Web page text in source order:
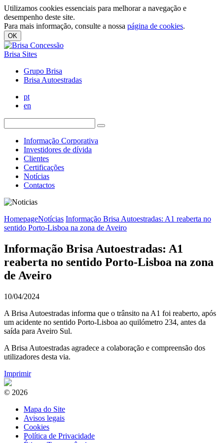
Utilizamos cookies essenciais para melhorar a navegação e
desempenho deste site.
Para mais informação, consulte a nossa página de cookies.
OK
Brisa Sites
Grupo Brisa
Brisa Autoestradas
pt
en
Informação Corporativa
Investidores de dívida
Clientes
Certificações
Notícias
Contactos
HomepageNotícias Informação Brisa Autoestradas: A1 reaberta no
sentido Porto-Lisboa na zona de Aveiro
Informação Brisa Autoestradas: A1
reaberta no sentido Porto-Lisboa na zona
de Aveiro
10/04/2024
A Brisa Autoestradas informa que o trânsito na A1 foi reaberto, após
um acidente no sentido Porto-Lisboa ao quilómetro 234, antes da
saída para Aveiro Sul.
A Brisa Autoestradas agradece a colaboração e compreensão dos
utilizadores desta via.
Imprimir
© 2026
Mapa do Site
Avisos legais
Cookies
Política de Privacidade